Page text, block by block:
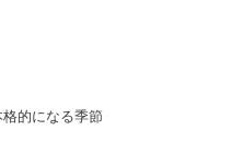
格的になる季節